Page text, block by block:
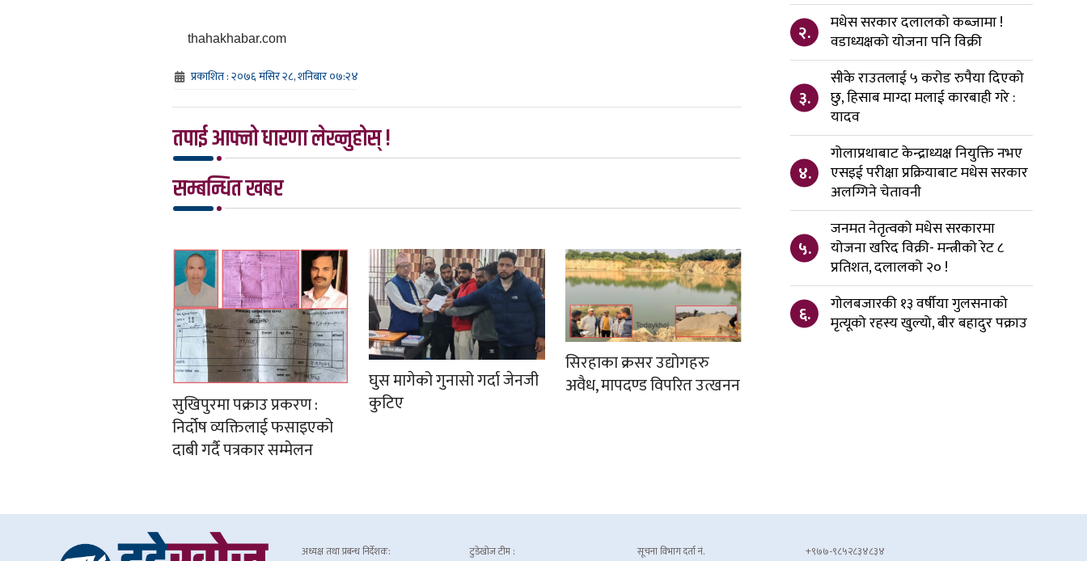
thahakhabar.com
प्रकाशित : २०७६ मंसिर २८, शनिबार ०७:२४
तपाई आफ्नो धारणा लेख्नुहोस् !
सम्बन्धित खबर
सुखिपुरमा पक्राउ प्रकरण :
निर्दोष व्यक्तिलाई फसाइएको
दाबी गर्दै पत्रकार सम्मेलन
घुस मागेको गुनासो गर्दा जेनजी
कुटिए
सिरहाका क्रसर उद्योगहरु
अवैध, मापदण्ड विपरित उत्खनन
२.
मधेस सरकार दलालको कब्जामा !
वडाध्यक्षको योजना पनि विक्री
३.
सीके राउतलाई ५ करोड रुपैया दिएको
छु, हिसाब माग्दा मलाई कारबाही गरे :
यादव
४.
गोलाप्रथाबाट केन्द्राध्यक्ष नियुक्ति नभए
एसइई परीक्षा प्रक्रियाबाट मधेस सरकार
अलग्गिने चेतावनी
५.
जनमत नेतृत्वको मधेस सरकारमा
योजना खरिद विक्री- मन्त्रीको रेट ८
प्रतिशत, दलालको २० !
६.
गोलबजारकी १३ वर्षीया गुलसनाको
मृत्यूको रहस्य खुल्यो, बीर बहादुर पक्राउ
अध्यक्ष तथा प्रबन्ध निर्देशक: टुडेखोज टीम : सूचना विभाग दर्ता नं.
+९७७-९८५२८३४८३४